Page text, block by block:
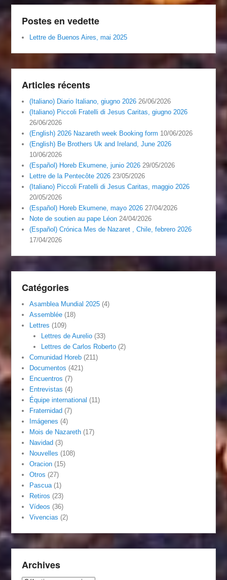
Postes en vedette
Lettre de Buenos Aires, mai 2025
Articles récents
(Italiano) Diario Italiano, giugno 2026 26/06/2026
(Italiano) Piccoli Fratelli di Jesus Caritas, giugno 2026
26/06/2026
(English) 2026 Nazareth week Booking form 10/06/2026
(English) Be Brothers Uk and Ireland, June 2026
10/06/2026
(Español) Horeb Ekumene, junio 2026 29/05/2026
Lettre de la Pentecôte 2026 23/05/2026
(Italiano) Piccoli Fratelli di Jesus Caritas, maggio 2026
20/05/2026
(Español) Horeb Ekumene, mayo 2026 27/04/2026
Note de soutien au pape Léon 24/04/2026
(Español) Crónica Mes de Nazaret , Chile, febrero 2026
17/04/2026
Catégories
Asamblea Mundial 2025 (4)
Assemblée (18)
Lettres (109)
Lettres de Aurelio(33)
Lettres de Carlos Roberto(2)
Comunidad Horeb (211)
Documentos (421)
Encuentros (7)
Entrevistas (4)
Équipe international (11)
Fraternidad (7)
Imágenes (4)
Mois de Nazareth (17)
Navidad (3)
Nouvelles (108)
Oracion (15)
Otros (27)
Pascua (1)
Retiros (23)
Vídeos (36)
Vivencias (2)
Archives